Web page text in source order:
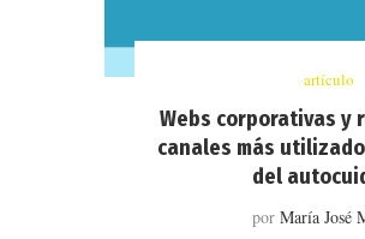
artículo
Webs corporativas y
canales más
del
porMaría José